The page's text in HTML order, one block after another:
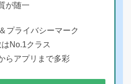
が随一
プライバシーマーク
No.1クラス
らアプリまで多彩